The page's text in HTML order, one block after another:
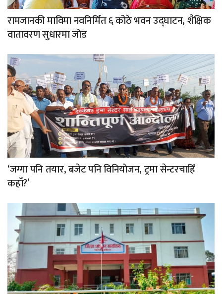
रामजानकी माविमा नवनिर्मित ६ कोठे भवन उद्घाटन, शैक्षिक
वातावरण सुधारमा जोड
‘जग्गा पनि तयार, बजेट पनि विनियोजन, ट्रमा सेन्टरचाहिँ
कहाँ?’